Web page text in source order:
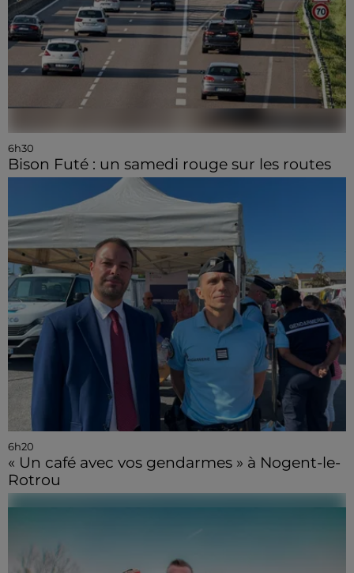
6h30
Bison Futé : un samedi rouge sur les routes
6h20
« Un café avec vos gendarmes » à Nogent-le-
Rotrou